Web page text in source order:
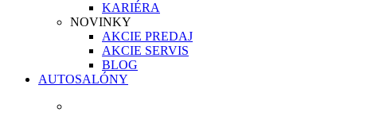
KARIÉRA
NOVINKY
AKCIE PREDAJ
AKCIE SERVIS
BLOG
AUTOSALÓNY